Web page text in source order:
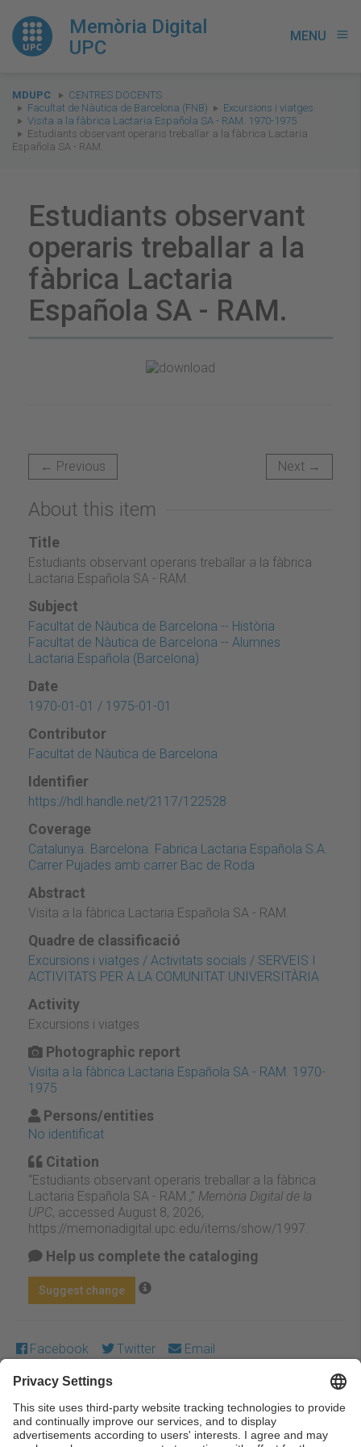
Memòria Digital
UPC
MENU menu
You
are
here:
MDUPC
CENTRES DOCENTS
Facultat de Nàutica de Barcelona (FNB)
Excursions i viatges
Visita a la fàbrica Lactaria Española SA - RAM. 1970-1975
Estudiants observant operaris treballar a la fàbrica Lactaria
Española SA - RAM.
Estudiants observant
operaris treballar a la
fàbrica Lactaria
Española SA - RAM.
← Previous Next →
About this item
Title
Estudiants observant operaris treballar a la fàbrica
Lactaria Española SA - RAM.
Subject
Facultat de Nàutica de Barcelona -- Història
Facultat de Nàutica de Barcelona -- Alumnes
Lactaria Española (Barcelona)
Date
1970-01-01 / 1975-01-01
Contributor
Facultat de Nàutica de Barcelona
Identifier
https://hdl.handle.net/2117/122528
Coverage
Catalunya. Barcelona. Fabrica Lactaria Española S.A.
Carrer Pujades amb carrer Bac de Roda
Abstract
Visita a la fàbrica Lactaria Española SA - RAM.
Quadre de classificació
Excursions i viatges / Activitats socials / SERVEIS I
ACTIVITATS PER A LA COMUNITAT UNIVERSITÀRIA
Activity
Excursions i viatges
Photographic report
Visita a la fàbrica Lactaria Española SA - RAM. 1970-
1975
Persons/entities
No identificat
Citation
“Estudiants observant operaris treballar a la fàbrica
Lactaria Española SA - RAM.,” Memòria Digital de la
UPC, accessed August 8, 2026,
https://memoriadigital.upc.edu/items/show/1997
Help us complete the cataloging
Suggest change
Facebook Twitter Email
Except where otherwise noted, content on this work is